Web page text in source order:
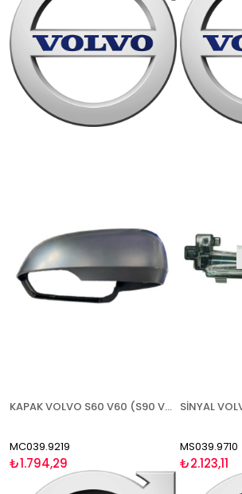
KAPAK VOLVO S60 V60 (S90 V90 2017-) 2019- ASTARLI SAĞ
MC039.9219
₺1.794,29
MS039.9710
₺2.123,11